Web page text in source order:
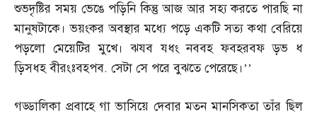
শুভদৃষ্টির সময় ভেঙে পড়িনি কিন্তু আজ আর সহ্য করতে পারছি না
মানুষটাকে। ভয়ংকর অবস্থার মধ্যে পড়ে একটি সত্য কথা বেরিয়ে
পড়লো মেয়েটির মুখে। ঝযব যধং নববহ ফবহরবফ ড়ভ ধ
ড়িসধহ বীরংঃবহপব. সেটা সে পরে বুঝতে পেরেছে।’’
গড্ডালিকা প্রবাহে গা ভাসিয়ে দেবার মতন মানসিকতা তাঁর ছিল